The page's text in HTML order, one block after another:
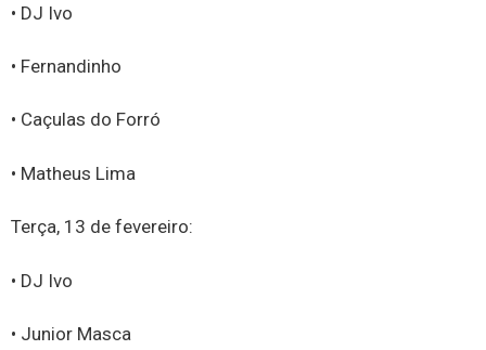
• DJ Ivo
• Fernandinho
• Caçulas do Forró
• Matheus Lima
Terça, 13 de fevereiro:
• DJ Ivo
• Junior Masca